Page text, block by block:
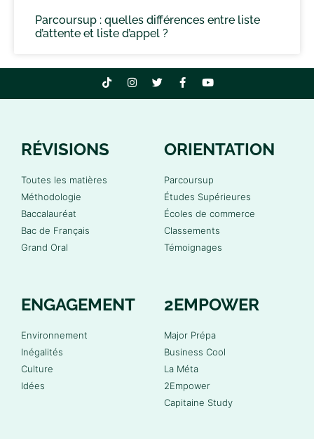
Parcoursup : quelles différences entre liste
d’attente et liste d’appel ?
RÉVISIONS
Toutes les matières
Méthodologie
Baccalauréat
Bac de Français
Grand Oral
ORIENTATION
Parcoursup
Études Supérieures
Écoles de commerce
Classements
Témoignages
ENGAGEMENT
Environnement
Inégalités
Culture
Idées
2EMPOWER
Major Prépa
Business Cool
La Méta
2Empower
Capitaine Study